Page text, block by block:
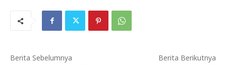
Berita Sebelumnya Berita Berikutnya